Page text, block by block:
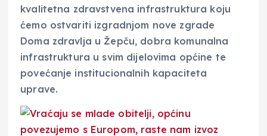
kvalitetna zdravstvena infrastruktura koju
ćemo ostvariti izgradnjom nove zgrade
Doma zdravlja u Žepču, dobra komunalna
infrastruktura u svim dijelovima općine te
povećanje institucionalnih kapaciteta
uprave.